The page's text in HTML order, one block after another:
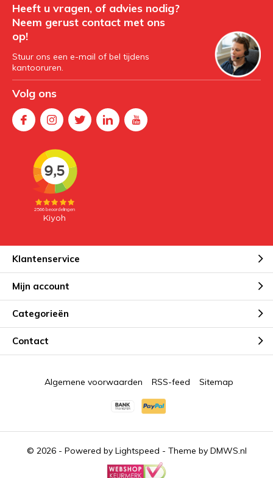
Heeft u vragen, of advies nodig?
Neem gerust contact met ons
op!
Stuur ons een e-mail of bel tijdens
kantooruren.
Volg ons
Klantenservice
Mijn account
Categorieën
Contact
© 2026 - Powered by Lightspeed - Theme by DMWS.nl
Algemene voorwaarden RSS-feed Sitemap